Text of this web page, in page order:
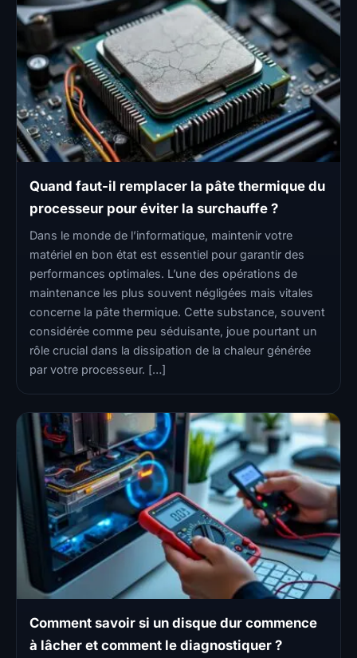
Quand faut-il remplacer la pâte thermique du
processeur pour éviter la surchauffe ?
Dans le monde de l’informatique, maintenir votre
matériel en bon état est essentiel pour garantir des
performances optimales. L’une des opérations de
maintenance les plus souvent négligées mais vitales
concerne la pâte thermique. Cette substance, souvent
considérée comme peu séduisante, joue pourtant un
rôle crucial dans la dissipation de la chaleur générée
par votre processeur. […]
Comment savoir si un disque dur commence
à lâcher et comment le diagnostiquer ?